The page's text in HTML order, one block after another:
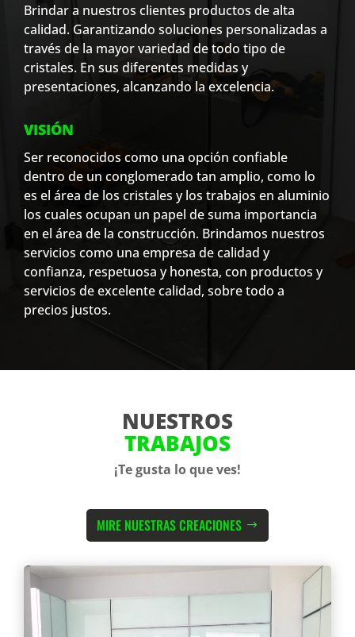
Brindar a nuestros clientes productos de alta
calidad. Garantizando soluciones personalizadas a
través de la mayor variedad de todo tipo de
cristales. En sus diferentes medidas y
presentaciones, alcanzando la excelencia.
VISIÓN
Ser reconocidos como una opción confiable
dentro de un conglomerado tan amplio, como lo
es el área de los cristales y los trabajos en aluminio
los cuales ocupan un papel de suma importancia
en el área de la construcción. Brindamos nuestros
servicios como una empresa de calidad y
confianza, respetuosa y honesta, con productos y
servicios de excelente calidad, sobre todo a
precios justos.
NUESTROS
TRABAJOS
¡Te gusta lo que ves!
MIRE NUESTRAS CREACIONES